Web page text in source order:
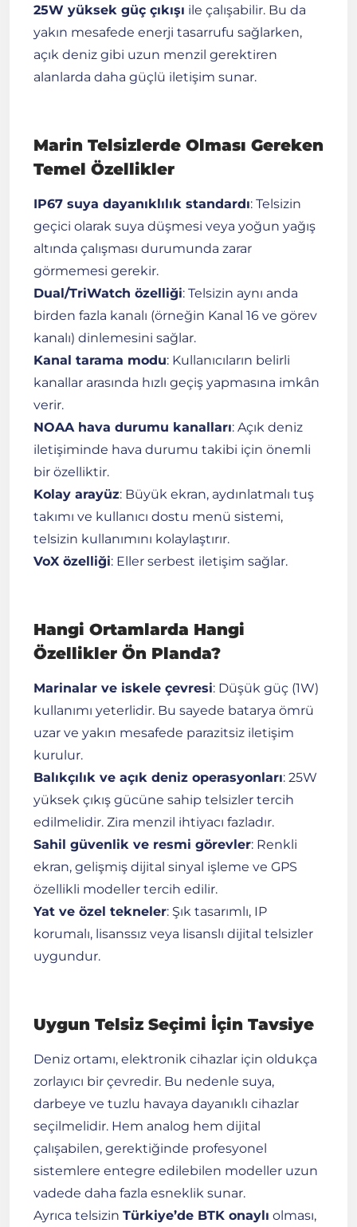
25W yüksek güç çıkışı ile çalışabilir. Bu da
yakın mesafede enerji tasarrufu sağlarken,
açık deniz gibi uzun menzil gerektiren
alanlarda daha güçlü iletişim sunar.
Marin Telsizlerde Olması Gereken
Temel Özellikler
IP67 suya dayanıklılık standardı: Telsizin
geçici olarak suya düşmesi veya yoğun yağış
altında çalışması durumunda zarar
görmemesi gerekir.
Dual/TriWatch özelliği: Telsizin aynı anda
birden fazla kanalı (örneğin Kanal 16 ve görev
kanalı) dinlemesini sağlar.
Kanal tarama modu: Kullanıcıların belirli
kanallar arasında hızlı geçiş yapmasına imkân
verir.
NOAA hava durumu kanalları: Açık deniz
iletişiminde hava durumu takibi için önemli
bir özelliktir.
Kolay arayüz: Büyük ekran, aydınlatmalı tuş
takımı ve kullanıcı dostu menü sistemi,
telsizin kullanımını kolaylaştırır.
VoX özelliği: Eller serbest iletişim sağlar.
Hangi Ortamlarda Hangi
Özellikler Ön Planda?
Marinalar ve iskele çevresi: Düşük güç (1W)
kullanımı yeterlidir. Bu sayede batarya ömrü
uzar ve yakın mesafede parazitsiz iletişim
kurulur.
Balıkçılık ve açık deniz operasyonları: 25W
yüksek çıkış gücüne sahip telsizler tercih
edilmelidir. Zira menzil ihtiyacı fazladır.
Sahil güvenlik ve resmi görevler: Renkli
ekran, gelişmiş dijital sinyal işleme ve GPS
özellikli modeller tercih edilir.
Yat ve özel tekneler: Şık tasarımlı, IP
korumalı, lisanssız veya lisanslı dijital telsizler
uygundur.
Uygun Telsiz Seçimi İçin Tavsiye
Deniz ortamı, elektronik cihazlar için oldukça
zorlayıcı bir çevredir. Bu nedenle suya,
darbeye ve tuzlu havaya dayanıklı cihazlar
seçilmelidir. Hem analog hem dijital
çalışabilen, gerektiğinde profesyonel
sistemlere entegre edilebilen modeller uzun
vadede daha fazla esneklik sunar.
Ayrıca telsizin Türkiye’de BTK onaylı olması,